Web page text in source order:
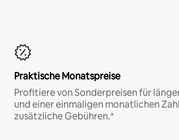
Praktische Monatspreise
Profitiere von Sonderpreisen für
und einer einmaligen monatlichen
zusätzliche Gebühren.*